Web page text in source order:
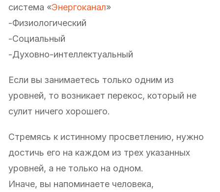
система «Энергоканал»
-Физиологический
-Социальный
-Духовно-интеллектуальный
Если вы занимаетесь только одним из
уровней, то возникает перекос, который не
сулит ничего хорошего.
Стремясь к истинному просветлению, нужно
достичь его на каждом из трех указанных
уровней, а не только на одном.
Иначе, вы напоминаете человека,